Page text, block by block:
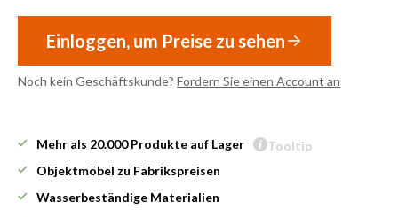
Einloggen, um Preise zu sehen
Noch kein Geschäftskunde? Fordern Sie einen Account an
Mehr als 20.000 Produkte auf Lager
Tooltip
Objektmöbel zu Fabrikspreisen
Wasserbeständige Materialien